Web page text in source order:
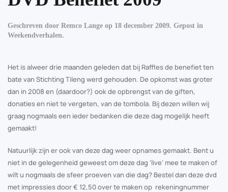
Geschreven door Remco Lange op 18 december 2009. Gepost in
Weekendverhalen.
Het is alweer drie maanden geleden dat bij Raffles de benefiet ten
bate van Stichting Tileng werd gehouden. De opkomst was groter
dan in 2008 en (daardoor?) ook de opbrengst van de giften,
donaties en niet te vergeten, van de tombola. Bij dezen willen wij
graag nogmaals een ieder bedanken die deze dag mogelijk heeft
gemaakt!
Natuurlijk zijn er ook van deze dag weer opnames gemaakt. Bent u
niet in de gelegenheid geweest om deze dag ‘live’ mee te maken of
wilt u nogmaals de sfeer proeven van die dag? Bestel dan deze dvd
met impressies door € 12,50 over te maken op rekeningnummer